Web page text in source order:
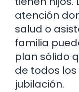
atención
salud o
familia
plan sólido
de todos
jubilación.